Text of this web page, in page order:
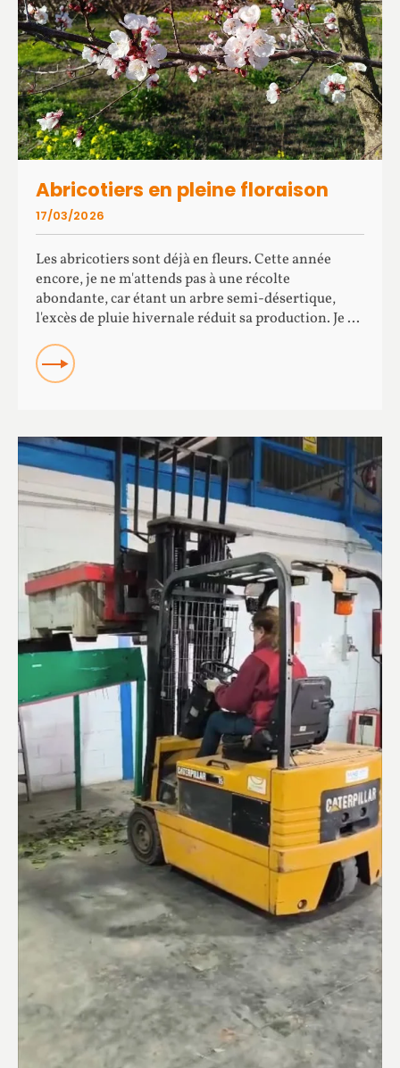
Abricotiers en pleine floraison
Les abricotiers sont déjà en fleurs. Cette année
encore, je ne m'attends pas à une récolte
abondante, car étant un arbre semi-désertique,
l'excès de pluie hivernale réduit sa production. Je ...
READ
17/03/2026